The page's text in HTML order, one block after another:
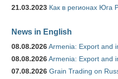
21.03.2023 Как в регионах Юга
News in English
08.08.2026Armenia: Export and
08.08.2026Armenia: Export and
07.08.2026 Grain Trading on